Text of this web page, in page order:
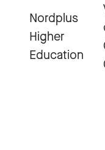
Nordplus
Higher
Education